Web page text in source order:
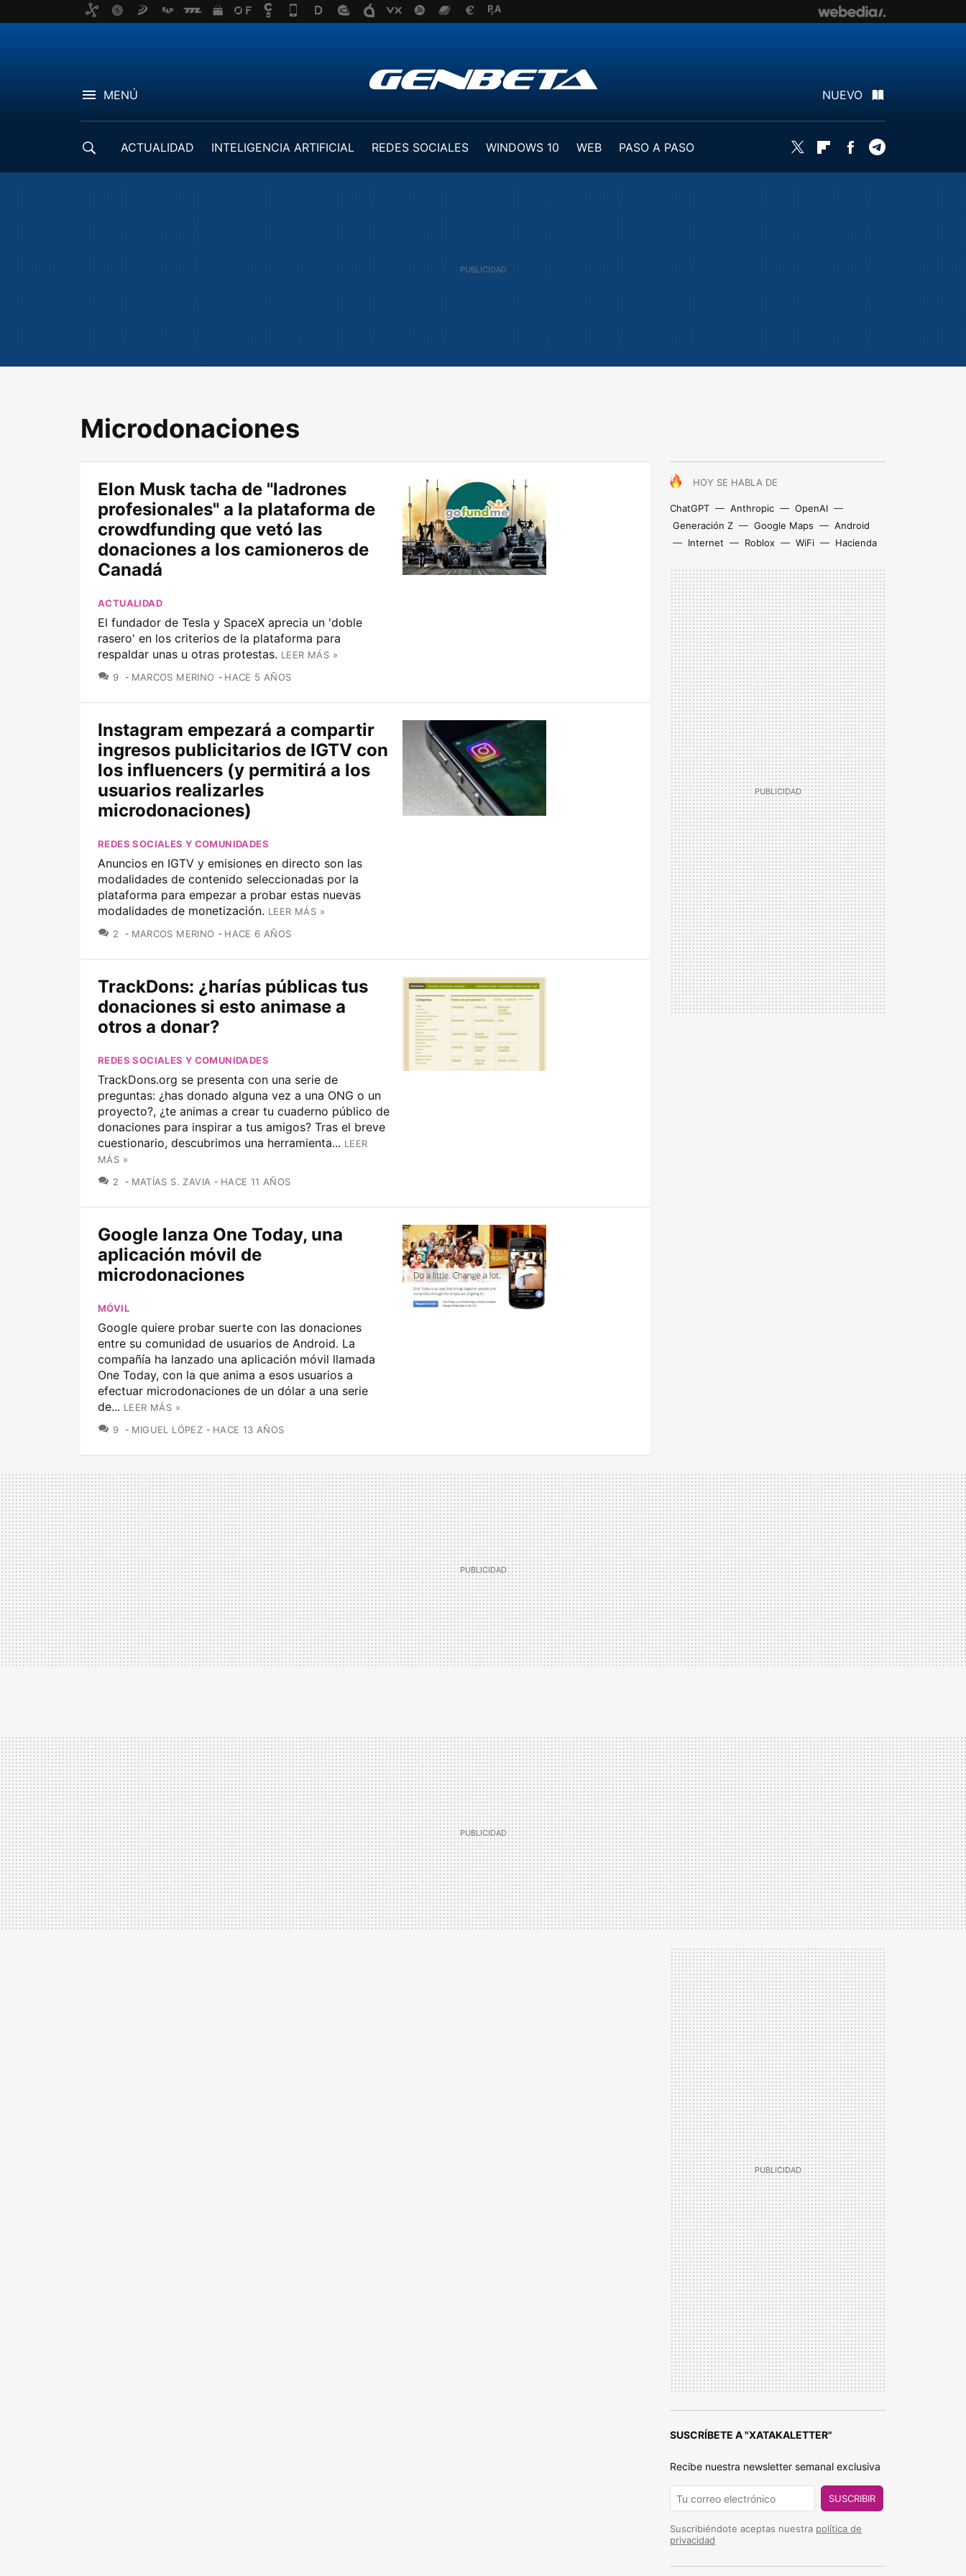
MENÚ NUEVO
ACTUALIDAD INTELIGENCIA ARTIFICIAL REDES SOCIALES WINDOWS 10 WEB
PASO A PASO
Twitter FlipboardFacebook
Microdonaciones
HOY SE HABLA DE
ChatGPT Anthropic
OpenAI
Generación Z
Google Maps
Android
Internet
Roblox WiFi Hacienda
Elon Musk tacha de "ladrones
profesionales" a la plataforma de
crowdfunding que vetó las
donaciones a los camioneros de
Canadá
ACTUALIDAD
El fundador de Tesla y SpaceX aprecia un 'doble
rasero' en los criterios de la plataforma para
respaldar unas u otras protestas. LEER MÁS »
9 COMENTARIOS
MARCOS MERINO HACE 5 AÑOS
Instagram empezará a compartir
ingresos publicitarios de IGTV con
los influencers (y permitirá a los
usuarios realizarles
microdonaciones)
REDES SOCIALES Y COMUNIDADES
Anuncios en IGTV y emisiones en directo son las
modalidades de contenido seleccionadas por la
plataforma para empezar a probar estas nuevas
modalidades de monetización. LEER MÁS »
2
COMENTARIOS
MARCOS MERINO HACE 6 AÑOS
TrackDons: ¿harías públicas tus
donaciones si esto animase a
otros a donar?
REDES SOCIALES Y COMUNIDADES
TrackDons.org se presenta con una serie de
preguntas: ¿has donado alguna vez a una ONG o un
proyecto?, ¿te animas a crear tu cuaderno público de
donaciones para inspirar a tus amigos? Tras el breve
cuestionario, descubrimos una herramienta... LEER
MÁS »
2
COMENTARIOS
MATÍAS S. ZAVIA HACE 11 AÑOS
Google lanza One Today, una
aplicación móvil de
microdonaciones
MÓVIL
Google quiere probar suerte con las donaciones
entre su comunidad de usuarios de Android. La
compañía ha lanzado una aplicación móvil llamada
One Today, con la que anima a esos usuarios a
efectuar microdonaciones de un dólar a una serie
de... LEER MÁS »
9 COMENTARIOS
MIGUEL LÓPEZ HACE 13 AÑOS
SUSCRÍBETE A "XATAKALETTER"
Recibe nuestra newsletter semanal exclusiva
SUSCRIBIR
Suscribiéndote aceptas nuestra política de
privacidad